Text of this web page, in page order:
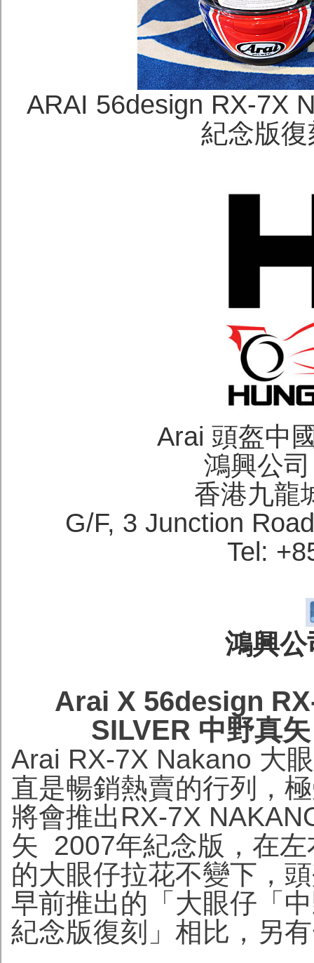
ARAI 56design RX-7X
紀念版
Arai 頭盔中
鴻興公
香港九龍
G/F, 3 Junction
Tel:
鴻興
Arai X 56design
SILVER 中野真
Arai RX-7X Nakano 大
直是暢銷熱賣的行列，
將會推出RX-7X
矢 2007年紀念版，在
的大眼仔拉花不變下，
早前推出的「大眼仔「
紀念版復刻」相比，另